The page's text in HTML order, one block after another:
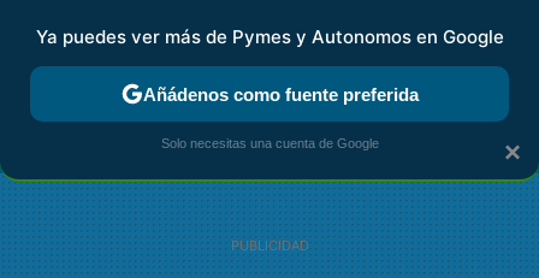
FISCALIDAD Y CONTABILIDAD KIT DIGITAL RENTA
×
Ya puedes ver más de Pymes y Autonomos en Google
Añádenos como fuente preferida
Solo necesitas una cuenta de Google